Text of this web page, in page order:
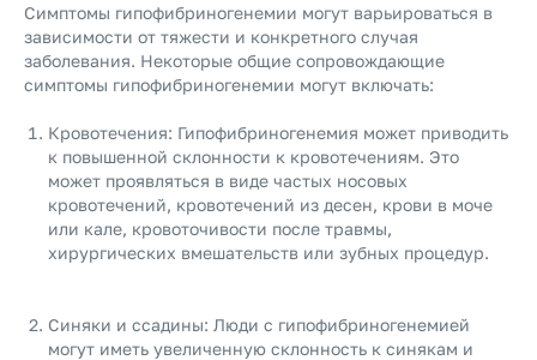
Симптомы гипофибриногенемии могут варьироваться в
зависимости от тяжести и конкретного случая
заболевания. Некоторые общие сопровождающие
симптомы гипофибриногенемии могут включать:
Кровотечения: Гипофибриногенемия может приводить
к повышенной склонности к кровотечениям. Это
может проявляться в виде частых носовых
кровотечений, кровотечений из десен, крови в моче
или кале, кровоточивости после травмы,
хирургических вмешательств или зубных процедур.
Синяки и ссадины: Люди с гипофибриногенемией
могут иметь увеличенную склонность к синякам и